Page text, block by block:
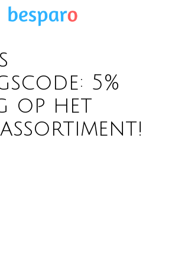
5%
op het